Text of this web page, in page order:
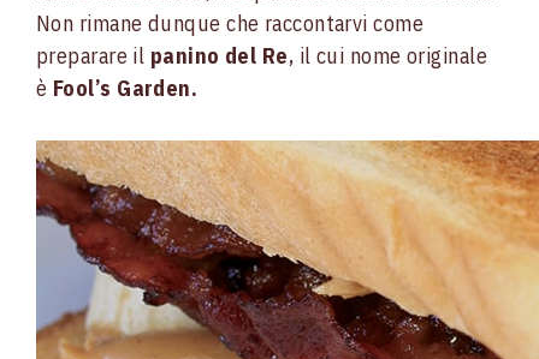
Non rimane dunque che raccontarvi come
preparare il panino del Re, il cui nome originale
è Fool’s Garden.